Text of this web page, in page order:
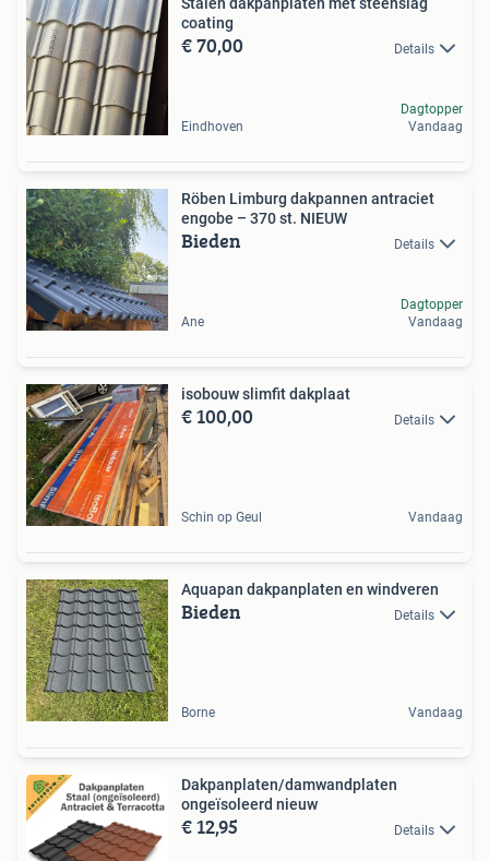
Stalen dakpanplaten met steenslag
coating
€ 70,00 Details
Eindhoven
Dagtopper
Vandaag
Röben Limburg dakpannen antraciet
engobe – 370 st. NIEUW
Bieden Details
Ane
Dagtopper
Vandaag
isobouw slimfit dakplaat
€ 100,00 Details
Schin op Geul Vandaag
Aquapan dakpanplaten en windveren
Bieden Details
Borne Vandaag
Dakpanplaten/damwandplaten
ongeïsoleerd nieuw
€ 12,95 Details